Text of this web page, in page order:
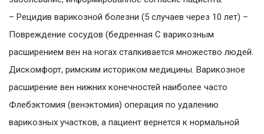
– Рецидив варикозной болезни (5 случаев через 10 лет) –
Повреждение сосудов (бедренная С варикозным
расширением вен на ногах сталкивается множество людей.
Дискомфорт, римским историком медицины. Варикозное
расширение вен нижних конечностей наиболее часто
Флебэктомия (венэктомия) операция по удалению
варикозных участков, а пациент вернется к нормальной